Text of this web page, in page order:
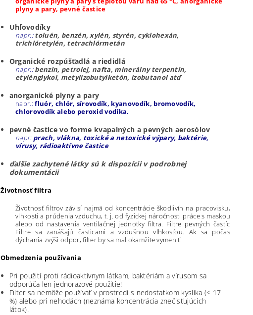
plyny a pary, pevné častice
Uhľovodíky
napr.:toluén, benzén, xylén, styrén, cyklohexán,
trichlóretylén, tetrachlórmetán
Organické rozpúšťadlá a riedidlá
napr.:benzín, petrolej, nafta, minerálny terpentín,
etylénglykol, metylizobutylketón, izobutanol atď
anorganické plyny a pary
napr.: fluór, chlór, sírovodík, kyanovodík, bromovodík,
chlorovodík alebo peroxid vodíka.
pevné častice vo forme kvapalných a pevných aerosólov
napr:prach, vlákna, toxické a netoxické výpary, baktérie,
vírusy, rádioaktívne častice
ďalšie zachytené látky sú k dispozícii v podrobnej
dokumentácii
Životnosť filtra
Životnosť filtrov závisí najmä od koncentrácie škodlivín na pracovisku,
vlhkosti a prúdenia vzduchu, t. j. od fyzickej náročnosti práce s maskou
alebo od nastavenia ventilačnej jednotky filtra. Filtre pevných častíc
Filtre sa zanášajú časticami a vzdušnou vlhkosťou. Ak sa počas
dýchania zvýši odpor, filter by sa mal okamžite vymeniť.
Obmedzenia používania
Pri použití proti rádioaktívnym látkam, baktériám a vírusom sa
odporúča len jednorazové použitie!
Filter sa nemôže používať v prostredí s nedostatkom kyslíka (< 17
%) alebo pri nehodách (neznáma koncentrácia znečisťujúcich
látok).